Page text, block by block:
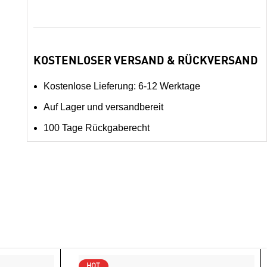
KOSTENLOSER VERSAND & RÜCKVERSAND
Kostenlose Lieferung: 6-12 Werktage
Auf Lager und versandbereit
100 Tage Rückgaberecht